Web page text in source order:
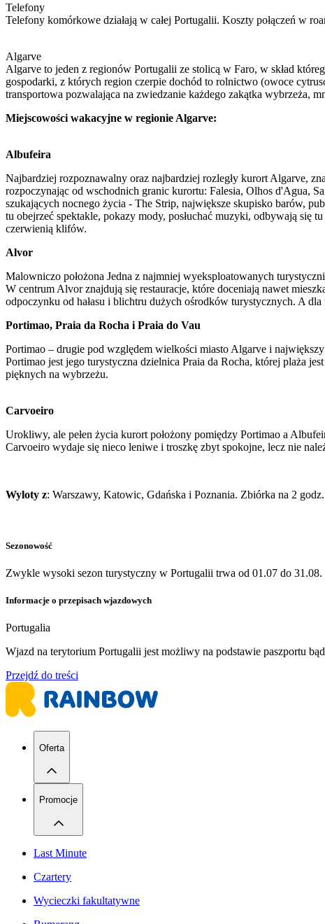
Telefony
Telefony komórkowe działają w całej Portugalii. Koszty połączeń w
Algarve
Algarve to jeden z regionów Portugalii ze stolicą w Faro, w skład
gospodarki, z których region czerpie dochód to rolnictwo (owoce
transportowa pozwalająca na zwiedzanie każdego zakątka wybrzeża,
Miejscowości wakacyjne w regionie Algarve:
Albufeira
Najbardziej rozpoznawalny oraz najbardziej rozległy kurort Algarve,
rozpoczynając od wschodnich granic kurortu: Falesia, Olhos d'Agua,
szukających nocnego życia - The Strip, największe skupisko barów,
tu obejrzeć spektakle, pokazy mody, posłuchać muzyki, odbywają się
czerwienią klifów.
Alvor
Malowniczo położona Jedna z najmniej wyeksploatowanych
W centrum Alvor znajdują się restauracje, które doceniają nawet
odpoczynku od hałasu i blichtru dużych ośrodków turystycznych. A
Portimao, Praia da Rocha i Praia do Vau
Portimao – drugie pod względem wielkości miasto Algarve i
Portimao jest jego turystyczna dzielnica Praia da Rocha, której plaża
pięknych na wybrzeżu.
Carvoeiro
Urokliwy, ale pełen życia kurort położony pomiędzy Portimao a
Carvoeiro wydaje się nieco leniwe i troszkę zbyt spokojne, lecz nie
Wyloty z: Warszawy, Katowic, Gdańska i Poznania. Zbiórka na 2
Sezonowość
Zwykle wysoki sezon turystyczny w Portugalii trwa od 01.07 do 31.08.
Informacje o przepisach wjazdowych
Portugalia
Wjazd na terytorium Portugalii jest możliwy na podstawie paszportu
Przejdź do treści
Oferta
Promocje
Last Minute
Czartery
Wycieczki fakultatywne